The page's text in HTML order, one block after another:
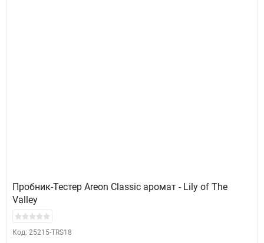
Пробник-Тестер Areon Classic аромат - Lily of The
Valley
Код: 25215-TRS18